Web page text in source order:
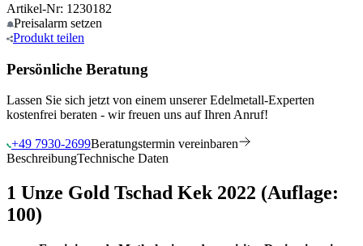
Artikel-Nr: 1230182
Preisalarm setzen
Produkt teilen
Persönliche Beratung
Lassen Sie sich jetzt von einem unserer Edelmetall-Experten
kostenfrei beraten - wir freuen uns auf Ihren Anruf!
+49 7930-2699Beratungstermin vereinbaren
BeschreibungTechnische Daten
1 Unze Gold Tschad Kek 2022 (Auflage:
100)